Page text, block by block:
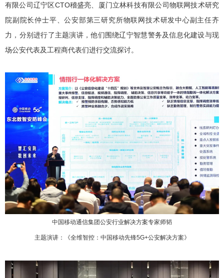
有限公司辽宁区CTO稽盛亮、厦门立林科技有限公司物联网技术研究
院副院长仲士平、公安部第三研究所物联网技术研发中心副主任齐
力，分别进行了主题演讲，他们围绕辽宁智慧警务及信息化建设与现
场公安代表及工程商代表们进行交流探讨。
中国移动通信集团公安行业解决方案专家师韬
主题演讲：《全维智控：中国移动先锋5G+公安解决方案》